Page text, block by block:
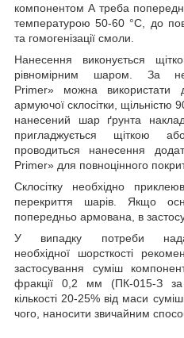
компонентом А треба
температурою 50-60 °С, до
та гомогенізації смоли.
Нанесення виконується
рівномірним шаром. За
Primer» можна використати
армуючої склосітки, щільністю
нанесений шар ґрунта
пригладжується щіткою
проводиться нанесення
Primer» для повноцінного
Склосітку необхідно
перекриття шарів. Якщо
попередньо армована, в
У випадку потреби
необхідної шорсткості
застосування суміш
фракції 0,2 мм (ПК-015-З
кількості 20-25% від маси
чого, наносити звичайним